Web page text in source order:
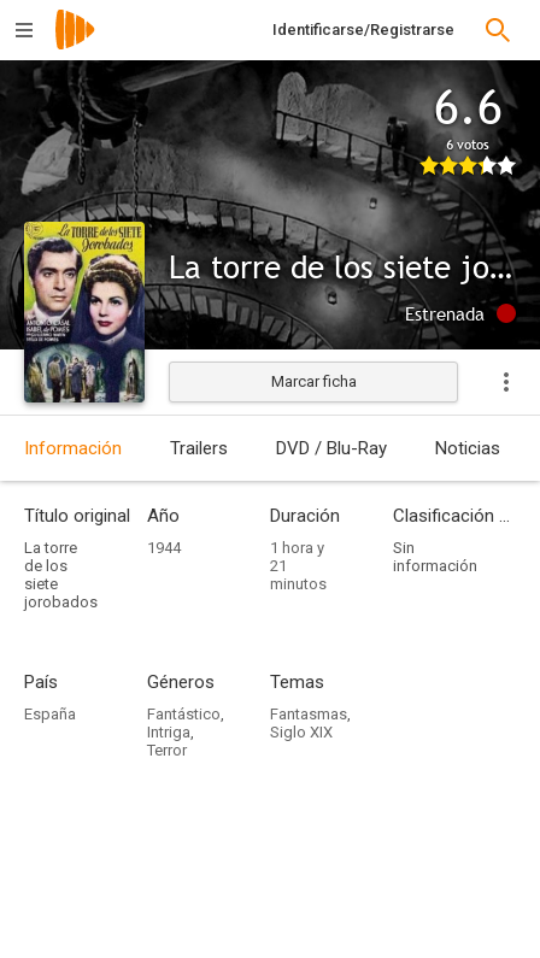
Identificarse/Registrarse
6.6
6 votos
La torre de los siete jorobados
Estrenada
Marcar ficha
Información Trailers DVD / Blu-Ray Noticias
Título original
La torre
de los
siete
jorobados
Año
1944
Duración
1 hora y
21
minutos
Clasificación por edades
Sin
información
País
España
Géneros
Fantástico,
Intriga,
Terror
Temas
Fantasmas,
Siglo XIX